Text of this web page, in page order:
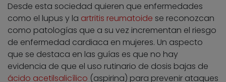
Desde esta sociedad quieren que enfermedades
como el lupus y la artritis reumatoide se reconozcan
como patologías que a su vez incrementan el riesgo
de enfermedad cardiaca en mujeres. Un aspecto
que se destaca en las guías es que no hay
evidencia de que el uso rutinario de dosis bajas de
ácido acetilsalicílico (aspirina) para prevenir ataques